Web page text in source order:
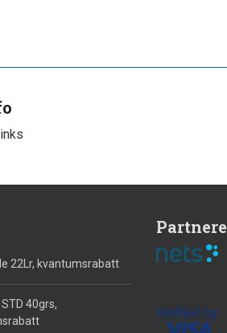
22Lr, kvantumsrabatt
40grs,
Partnere